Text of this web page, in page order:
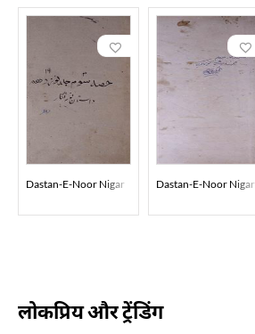
Dastan-E-Noor Nigar Dastan-E-Noor Nigar
लोकप्रिय और ट्रेंडिंग